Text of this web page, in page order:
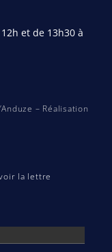
et de 13h30 à
– Réalisation
la lettre